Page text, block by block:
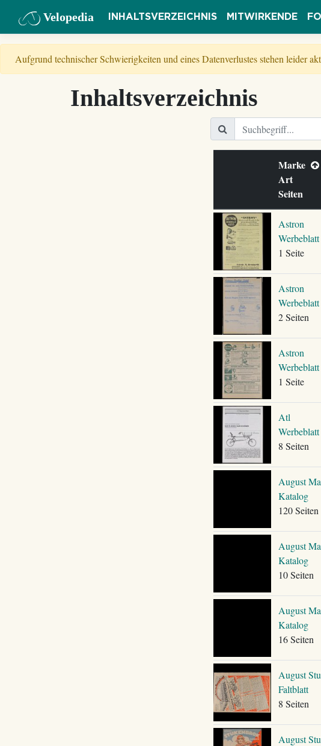
Velopedia INHALTSVERZEICHNIS MITWIRKENDE
Aufgrund technischer Schwierigkeiten und eines Datenverlustes stehen leider
Inhaltsverzeichnis
Marke
Art
Seiten
Astron
Werbeblatt
1 Seite
Astron
Werbeblatt
2 Seiten
Astron
Werbeblatt
1 Seite
Atl
Werbeblatt
8 Seiten
August
Katalog
120 Seiten
August
Katalog
10 Seiten
August
Katalog
16 Seiten
August
Faltblatt
8 Seiten
August